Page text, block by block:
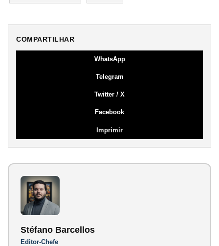
COMPARTILHAR
WhatsApp
Telegram
Twitter / X
Facebook
Imprimir
Stéfano Barcellos
Editor-Chefe